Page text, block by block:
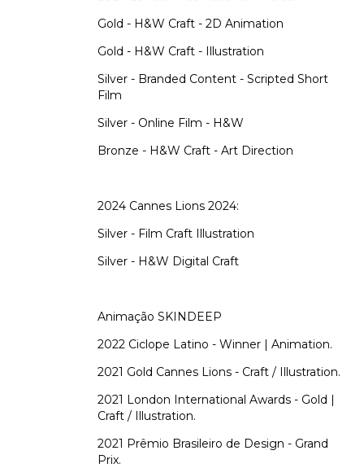
Gold - H&W Craft - 2D Animation
Gold - H&W Craft - Illustration
Silver - Branded Content - Scripted Short
Film
Silver - Online Film - H&W
Bronze - H&W Craft - Art Direction
2024 Cannes Lions 2024:
Silver - Film Craft Illustration
Silver - H&W Digital Craft
Animação SKINDEEP
2022 Ciclope Latino - Winner | Animation.
2021 Gold Cannes Lions - Craft / Illustration.
2021 London International Awards - Gold |
Craft / Illustration.
2021 Prêmio Brasileiro de Design - Grand
Prix.